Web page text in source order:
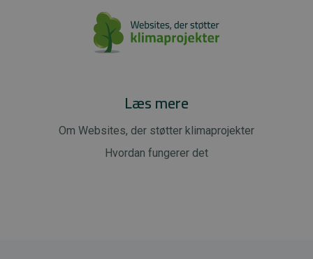
Læs mere
Om Websites, der støtter klimaprojekter
Hvordan fungerer det